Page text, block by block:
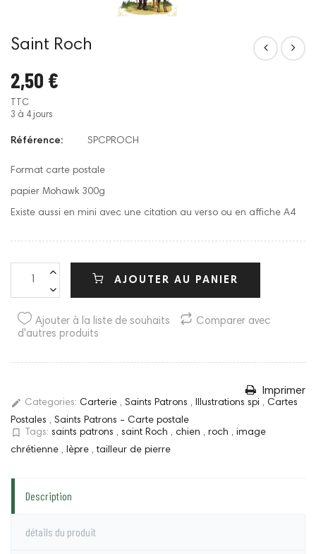
Saint Roch
2,50 €
TTC
3 à 4 jours
Référence: SPCPROCH
Format carte postale
papier Mohawk 300g
Existe aussi en mini avec une citation au verso ou en affiche A4
AJOUTER AU PANIER
Ajouter à la liste de souhaits
Comparer avec
d'autres produits
Imprimer
edit Categories: Carterie , Saints Patrons , Illustrations spi , Cartes
Postales , Saints Patrons - Carte postale
bookmark_border Tags: saints patrons , saint Roch , chien , roch , image
chrétienne , lèpre , tailleur de pierre
Description
détails du produit